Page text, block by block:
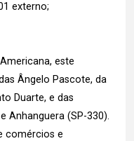
externo;
este
Ângelo Pascote, da
Duarte, e das
Anhanguera (SP-330).
comércios e